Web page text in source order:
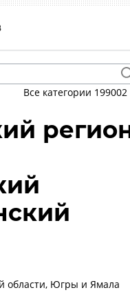
Все категории 199002
области, Югры и Ямала